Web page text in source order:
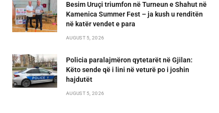
Besim Uruçi triumfon në Turneun e Shahut në
Kamenica Summer Fest – ja kush u renditën
në katër vendet e para
AUGUST 5, 2026
Policia paralajmëron qytetarët në Gjilan:
Këto sende që i lini në veturë po i joshin
hajdutët
AUGUST 5, 2026